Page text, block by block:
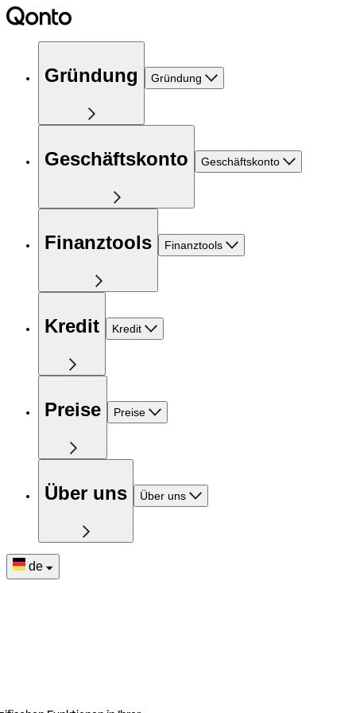
Gründung Gründung
Geschäftskonto Geschäftskonto
Finanztools Finanztools
Kredit Kredit
Preise Preise
Über uns Über uns
de